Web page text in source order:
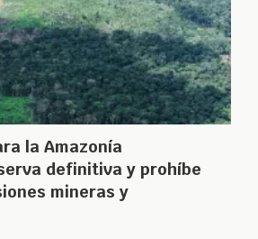
la Amazonía
definitiva y prohíbe
mineras y